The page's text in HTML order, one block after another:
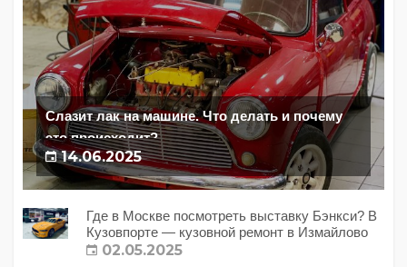
Слазит лак на машине. Что делать и почему
это происходит?
14.06.2025
Где в Москве посмотреть выставку Бэнкси? В
Кузовпорте — кузовной ремонт в Измайлово
02.05.2025